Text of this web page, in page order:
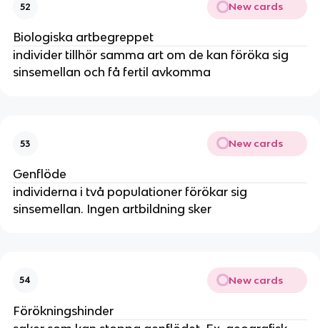
52 New cards
Biologiska artbegreppet
individer tillhör samma art om de kan föröka sig
sinsemellan och få fertil avkomma
53 New cards
Genflöde
individerna i två populationer förökar sig
sinsemellan. Ingen artbildning sker
54 New cards
Förökningshinder